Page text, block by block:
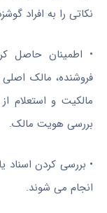
نکاتی را به افراد
• اطمینان حاصل
فروشنده، مالک
مالکیت و استعلام
بررسی هویت مالک.
• بررسی کردن اسناد
انجام می شوند.